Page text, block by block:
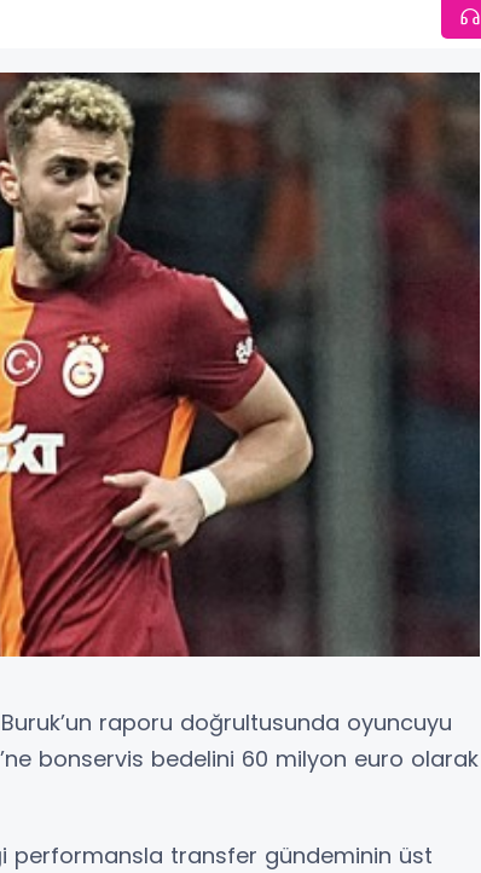
raporu doğrultusunda oyuncuyu
bonservis bedelini 60 milyon euro olarak
performansla transfer gündeminin üst